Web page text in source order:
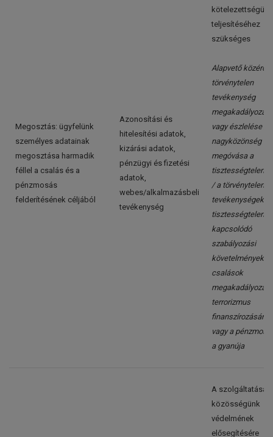
Megosztás: ügyfelünk
személyes adatainak
megosztása harmadik
féllel a csalás és a
pénzmosás
felderítésének céljából
Azonosítási és
hitelesítési adatok,
kizárási adatok,
pénzügyi és fizetési
adatok,
webes/alkalmazásbeli
tevékenység
kötelezettségünk
teljesítéséhez
szükséges
Alapvető
törvénytelen
tevékenység
vagy észlelése / a
nagyközönség
megóvása a
/ a törvénytelen
kapcsolódó
szabályozási
követelmények /
csalások
terrorizmus
vagy a
a gyanúja
A
közösségünk
védelmének
elősegítésére